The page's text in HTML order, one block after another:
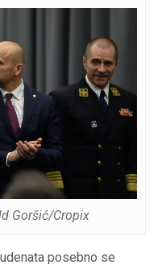
Goršić/Cropix
posebno se